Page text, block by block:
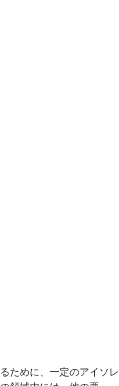
ために、一定のアイソレ